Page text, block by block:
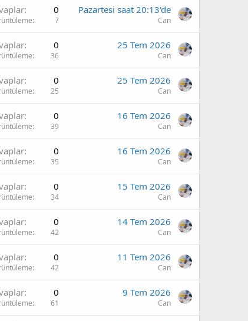
0
7
Pazartesi saat 20:13'de
Can
0
36
25 Tem 2026
Can
0
25
25 Tem 2026
Can
0
39
16 Tem 2026
Can
0
35
16 Tem 2026
Can
0
34
15 Tem 2026
Can
0
42
14 Tem 2026
Can
0
42
11 Tem 2026
Can
0
61
9 Tem 2026
Can